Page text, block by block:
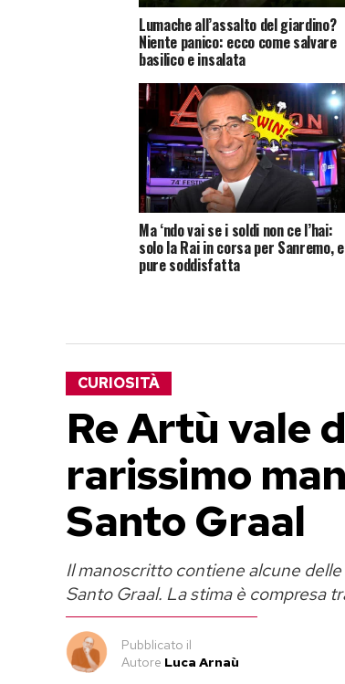
Lumache all’assalto del giardino?
Niente panico: ecco come salvare
basilico e insalata
Ma ‘ndo vai se i soldi non ce l’hai:
solo la Rai in corsa per Sanremo, e
pure soddisfatta
CURIOSITÀ
Re Artù vale
rarissimo
Santo Graal
Il manoscritto contiene alcune
Santo Graal. La stima è compresa
Pubblicato il
Autore Luca Arnaù